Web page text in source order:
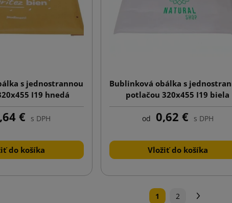
s jednostrannou
I19 hnedá
€ s DPH
do košíka
Bublinková obálka s
potlačou 320x455 I19 biela
od 0,62 € s DPH
Vložiť do košíka
1 2